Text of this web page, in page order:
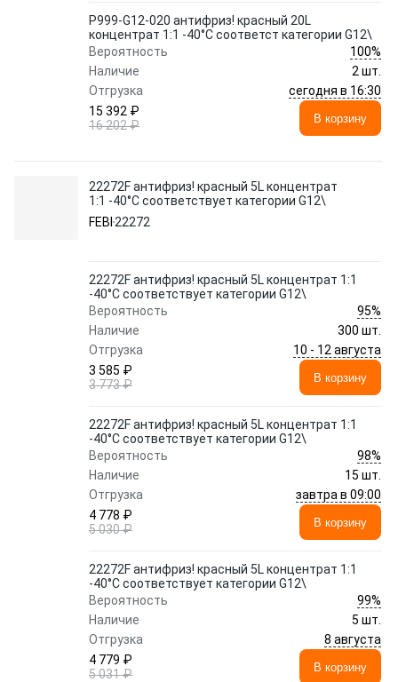
P999-G12-020 антифриз! красный 20L
концентрат 1:1 -40°C соответст категории G12\
Вероятность
100%
Наличие
2 шт.
Отгрузка
сегодня в 16:30
15 392 ₽
16 202 ₽
В корзину
22272F антифриз! красный 5L концентрат
1:1 -40°C соответствует категории G12\
FEBI 22272
22272F антифриз! красный 5L концентрат 1:1
-40°C соответствует категории G12\
Вероятность
95%
Наличие
300 шт.
Отгрузка
10 - 12 августа
3 585 ₽
3 773 ₽
В корзину
22272F антифриз! красный 5L концентрат 1:1
-40°C соответствует категории G12\
Вероятность
98%
Наличие
15 шт.
Отгрузка
завтра в 09:00
4 778 ₽
5 030 ₽
В корзину
22272F антифриз! красный 5L концентрат 1:1
-40°C соответствует категории G12\
Вероятность
99%
Наличие
5 шт.
Отгрузка
8 августа
4 779 ₽
5 031 ₽
В корзину